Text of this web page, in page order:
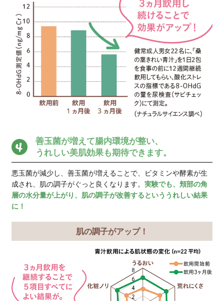
「腸内フローラ」を整え
ヘルシーで美しい毎日へ
「腸内フローラ」とは腸内細
菌、日和見菌が「2：1：7」
環境が整います。『桑の葉フ
ーラをベストなバランスに保
免疫力のアップ、メンタルの
サポートする理想的な青汁と
した。